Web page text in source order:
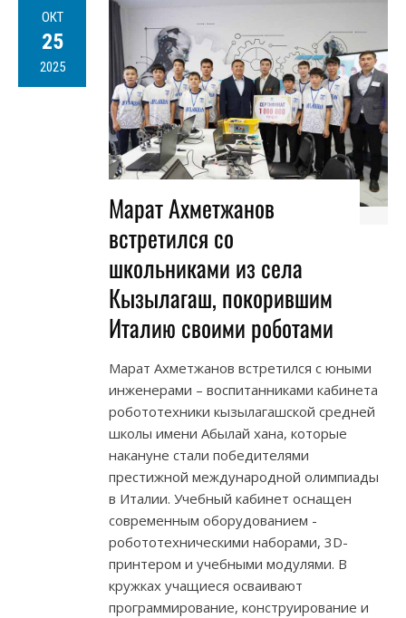
ОКТ
25
2025
Марат Ахметжанов
встретился со
школьниками из села
Кызылагаш, покорившим
Италию своими роботами
Марат Ахметжанов встретился с юными
инженерами – воспитанниками кабинета
робототехники кызылагашской средней
школы имени Абылай хана, которые
накануне стали победителями
престижной международной олимпиады
в Италии. Учебный кабинет оснащен
современным оборудованием -
робототехническими наборами, 3D-
принтером и учебными модулями. В
кружках учащиеся осваивают
программирование, конструирование и